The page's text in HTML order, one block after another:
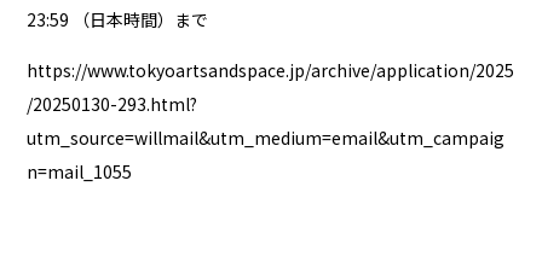
23:59 （日本時間）まで
https://www.tokyoartsandspace.jp/archive/application/2025
/20250130-293.html?
utm_source=willmail&utm_medium=email&utm_campaig
n=mail_1055